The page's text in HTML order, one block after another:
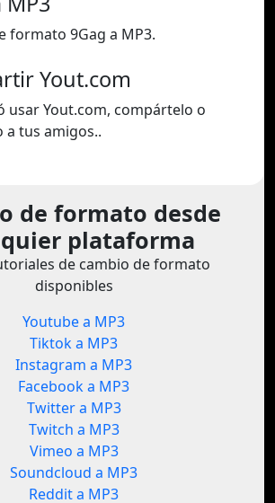
formato 9Gag a MP3.
Yout.com
usar Yout.com, compártelo o
a tus amigos..
de formato desde
plataforma
de cambio de formato
disponibles
Youtube a MP3
Tiktok a MP3
Instagram a MP3
Facebook a MP3
Twitter a MP3
Twitch a MP3
Vimeo a MP3
Soundcloud a MP3
Reddit a MP3